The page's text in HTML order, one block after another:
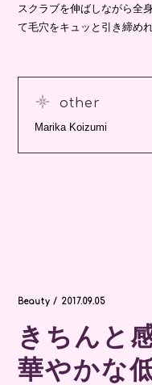
スクラブを伸ばしながら全
て毛穴をキュッと引き締め
other
Marika Koizumi
Beauty / 2017.09.05
きちんと
華やかな